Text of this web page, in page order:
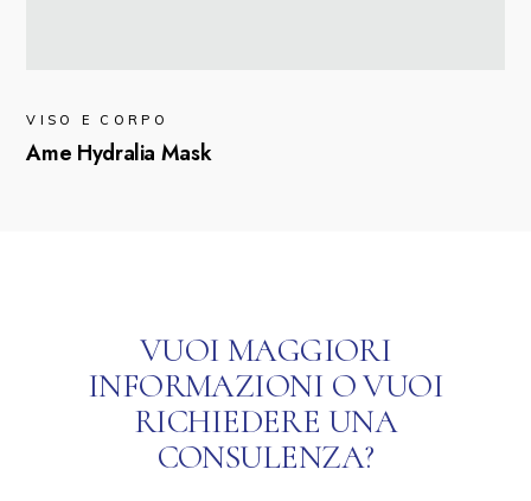
VISO E CORPO
Ame Hydralia Mask
VUOI MAGGIORI
INFORMAZIONI O VUOI
RICHIEDERE UNA
CONSULENZA?